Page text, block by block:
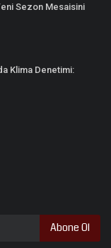
Sezon Mesaisini
Klima Denetimi:
Abone Ol